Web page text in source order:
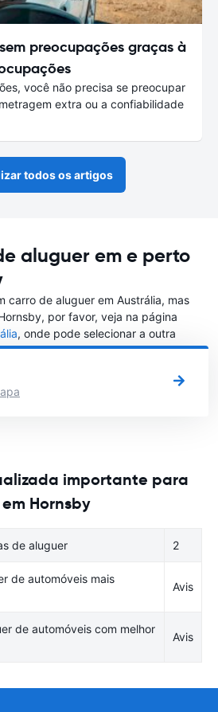
preocupações graças à
você não precisa se preocupar
extra ou a confiabilidade
todos os artigos
aluguer em e perto
carro de aluguer em Austrália, mas
por favor, veja na página
, onde pode selecionar a outra
gostaria de alugar um carro
importante para
Hornsby
de aluguer 2
de automóveis mais
Avis
de automóveis com melhor
Avis